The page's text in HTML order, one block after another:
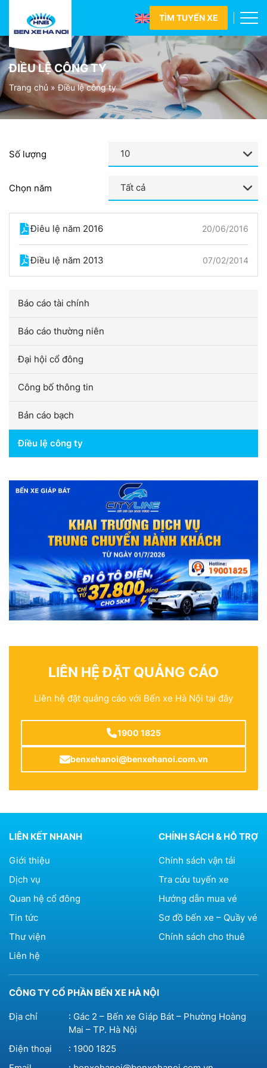
TÌM TUYẾN XE
ĐIỀU LỆ CÔNG TY
Trang chủ » Điều lệ công ty
Báo cáo tài chính
Báo cáo thường niên
Đại hội cổ đông
Công bố thông tin
Bản cáo bạch
Điều lệ công ty
Số lượng
Chọn năm
Điêu lệ năm 2016 20/06/2016
Điều lệ năm 2013 07/02/2014
LIÊN HỆ ĐẶT QUẢNG CÁO
Liên hệ đặt quảng cáo với Bến xe Hà Nội tại đây
1900 1825
benxehanoi@benxehanoi.com.vn
CÔNG TY CỔ PHẦN BẾN XE HÀ NỘI
Địa chỉ
: Gác 2 – Bến xe Giáp Bát – Phường Hoàng
Mai – TP. Hà Nội
Điện thoại
: 1900 1825
LIÊN KẾT NHANH
Giới thiệu
Dịch vụ
Quan hệ cổ đông
Tin tức
Thư viện
Liên hệ
CHÍNH SÁCH & HỖ TRỢ
Chính sách vận tải
Tra cứu tuyến xe
Hướng dẫn mua vé
Sơ đồ bến xe – Quầy vé
Chính sách cho thuê